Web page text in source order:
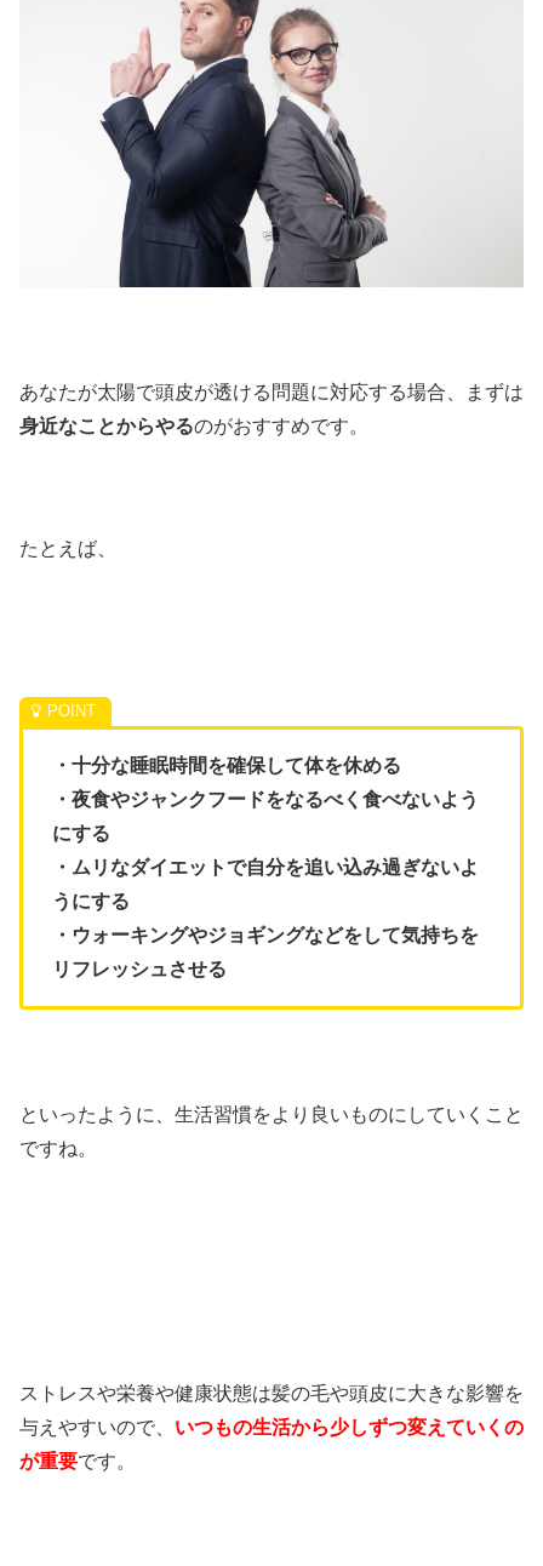
あなたが太陽で頭皮が透ける問題に対応する場合、まずは
身近なことからやるのがおすすめです。
たとえば、
・十分な睡眠時間を確保して体を休める
・夜食やジャンクフードをなるべく食べないよう
にする
・ムリなダイエットで自分を追い込み過ぎないよ
うにする
・ウォーキングやジョギングなどをして気持ちを
リフレッシュさせる
といったように、生活習慣をより良いものにしていくこと
ですね。
ストレスや栄養や健康状態は髪の毛や頭皮に大きな影響を
与えやすいので、 いつもの生活から少しずつ変えていくの
が重要です。